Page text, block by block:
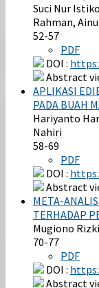
Suci Nur
Rahman,
52-57
PDF
DOI :
Abstract
APLIKASI
PADA BUAH
Hariyanto
Nahiri
58-69
PDF
DOI :
Abstract
META-
TERHADAP
Mugiono
70-77
PDF
DOI :
Abstract